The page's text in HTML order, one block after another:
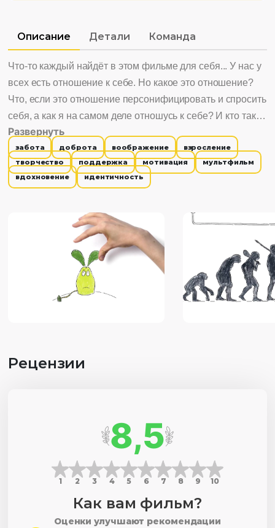
Описание Детали Команда
Что-то каждый найдёт в этом фильме для себя... У нас у
всех есть отношение к себе. Но какое это отношение?
Что, если это отношение персонифицировать и спросить
себя, а как я на самом деле отношусь к себе? И кто такой
"Себь"? Маленькая зарисовка о том, что и как можно
сделать с собой. Интересно смотреть, потому что: 1.
Помогает разобраться в себе. 2. Актуален для детского и
подросткового возраста. 3. Развивает воображение.
Развернуть
забота доброта воображение
взросление
творчество
поддержка мотивация
мультфильм
вдохновение
идентичность
Рецензии
8,5
1 2 3 4 5 6 7 8 9 10
Как вам фильм?
Оценки улучшают рекомендации